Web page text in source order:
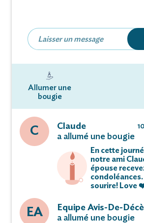
Allumer une
bougie
C
Claude
a allumé une bougie
En cette
notre ami
épouse
sourire! Love
EA
Equipe Avis-De-
a allumé une bougie